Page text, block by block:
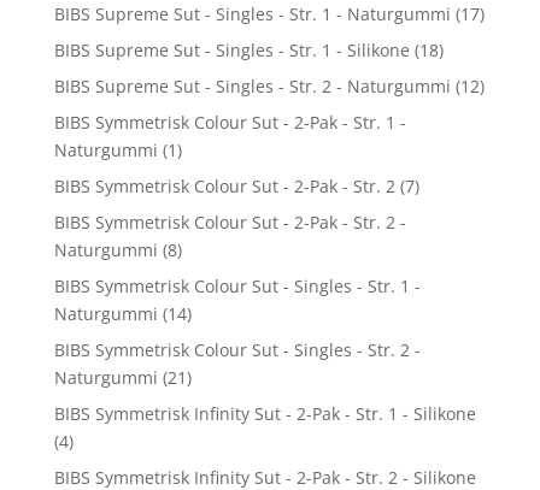
BIBS Supreme Sut - Singles - Str. 1 - Naturgummi (17)
BIBS Supreme Sut - Singles - Str. 1 - Silikone (18)
BIBS Supreme Sut - Singles - Str. 2 - Naturgummi (12)
BIBS Symmetrisk Colour Sut - 2-Pak - Str. 1 -
Naturgummi (1)
BIBS Symmetrisk Colour Sut - 2-Pak - Str. 2 (7)
BIBS Symmetrisk Colour Sut - 2-Pak - Str. 2 -
Naturgummi (8)
BIBS Symmetrisk Colour Sut - Singles - Str. 1 -
Naturgummi (14)
BIBS Symmetrisk Colour Sut - Singles - Str. 2 -
Naturgummi (21)
BIBS Symmetrisk Infinity Sut - 2-Pak - Str. 1 - Silikone
(4)
BIBS Symmetrisk Infinity Sut - 2-Pak - Str. 2 - Silikone